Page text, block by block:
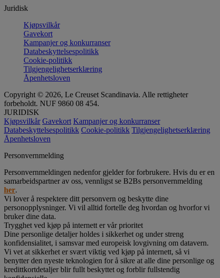
Juridisk
Kjøpsvilkår
Gavekort
Kampanjer og konkurranser
Databeskyttelsespolitikk
Cookie-politikk
Tilgjengelighetserklæring
Åpenhetsloven
Copyright © 2026, Le Creuset Scandinavia. Alle rettigheter
forbeholdt. NUF 9860 08 454.
JURIDISK
Kjøpsvilkår Gavekort Kampanjer og konkurranser
Databeskyttelsespolitikk Cookie-politikk Tilgjengelighetserklæring
Åpenhetsloven
Personvernmelding
Personvernmeldingen nedenfor gjelder for forbrukere. Hvis du er en
samarbeidspartner av oss, vennligst se B2Bs personvernmelding
her.
Vi lover å respektere ditt personvern og beskytte dine
personopplysninger. Vi vil alltid fortelle deg hvordan og hvorfor vi
bruker dine data.
Trygghet ved kjøp på internett er vår prioritet
Dine personlige detaljer holdes i sikkerhet og under streng
konfidensialitet, i samsvar med europeisk lovgivning om datavern.
Vi vet at sikkerhet er svært viktig ved kjøp på internett, så vi
benytter den nyeste teknologien for å sikre at alle dine personlige og
kredittkortdetaljer blir fullt beskyttet og forblir fullstendig